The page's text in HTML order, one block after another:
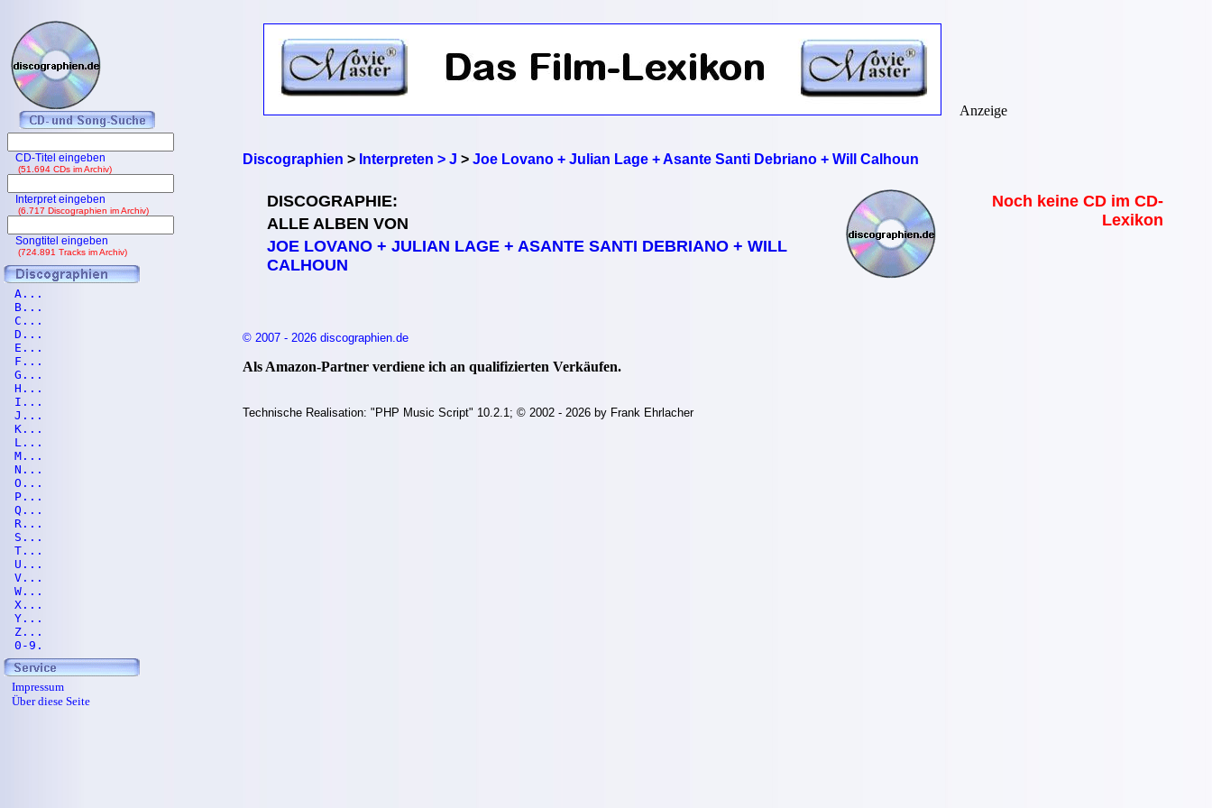
Discographien > Interpreten > J > Joe Lovano + Julian Lage + Asante Santi Debriano + Will Calhoun
DISCOGRAPHIE:
ALLE ALBEN VON
JOE LOVANO + JULIAN LAGE + ASANTE SANTI DEBRIANO + WILL
CALHOUN
Noch keine CD im CD-
Lexikon
© 2007 - 2026 discographien.de
Als Amazon-Partner verdiene ich an qualifizierten Verkäufen.
Technische Realisation: "PHP Music Script" 10.2.1; © 2002 - 2026 by Frank Ehrlacher
Anzeige
CD-Titel eingeben
(51.694 CDs im Archiv)
Interpret eingeben
(6.717 Discographien im Archiv)
Songtitel eingeben
(724.891 Tracks im Archiv)
A...
B...
C...
D...
E...
F...
G...
H...
I...
J...
K...
L...
M...
N...
O...
P...
Q...
R...
S...
T...
U...
V...
W...
X...
Y...
Z...
0-9.
Impressum
Über diese Seite